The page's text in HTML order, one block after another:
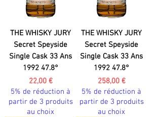
THE WHISKY JURY
Secret Speyside
Single Cask 33 Ans
1992 47.8°
Prix
22,00 €
5% de réduction à
partir de 3 produits
au choix
THE WHISKY JURY
Secret Speyside
Single Cask 33 Ans
1992 47.8°
Prix
258,00 €
5% de réduction à
partir de 3 produits
au choix